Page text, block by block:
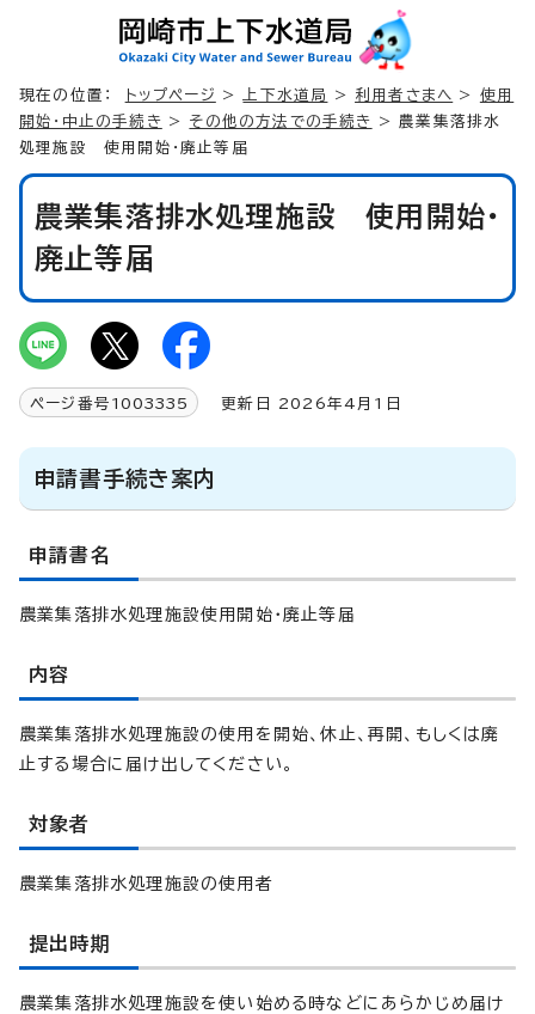
現在の位置： トップページ > 上下水道局 > 利用者さまへ > 使用
開始・中止の手続き > その他の方法での手続き
> 農業集落排水
処理施設 使用開始・廃止等届
農業集落排水処理施設 使用開始・
廃止等届
ページ番号 1003335 更新日 2026年4月1日
申請書手続き案内
申請書名
農業集落排水処理施設使用開始・廃止等届
内容
農業集落排水処理施設の使用を開始、休止、再開、もしくは廃
止する場合に届け出してください。
対象者
農業集落排水処理施設の使用者
提出時期
農業集落排水処理施設を使い始める時などにあらかじめ届け